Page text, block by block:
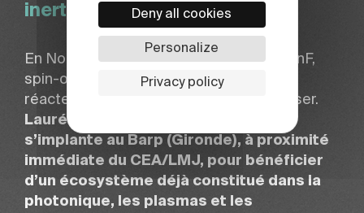
Deny all cookies
Personalize
Privacy policy
inertielle
En Nouvelle-Aquitaine, Thales a créé GenF,
spin-off dédié à la réalisation d’un futur
réacteur industriel de fusion inertielle laser.
Lauréate de France 2030, GenF
s’implante au Barp (Gironde), à proximité
immédiate du CEA/LMJ, pour bénéficier
d’un écosystème déjà constitué dans la
photonique, les plasmas et les